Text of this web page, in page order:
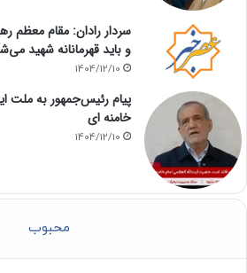
سردار رادان: مقام معظم
و باید قهرمانانه شهید
1404/12/10
پیام رئیس‌جمهور به ملت
خامنه ای
1404/12/10
محبوب